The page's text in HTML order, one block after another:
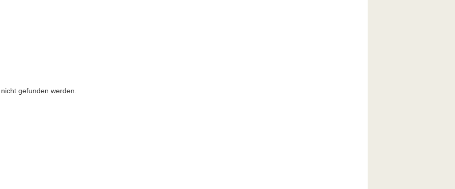
gefunden werden.